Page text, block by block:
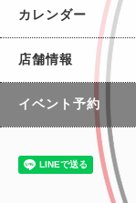
カレンダー
店舗情報
イベント予約